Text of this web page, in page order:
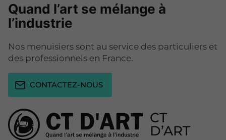
CT
D’ART
Quand l’art se mélange à
l’industrie
Nos menuisiers sont au service des particuliers et
des professionnels en France.
CONTACTEZ-NOUS